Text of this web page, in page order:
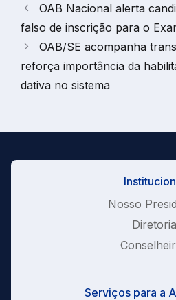
OAB Nacional alerta
falso de inscrição para o
OAB/SE acompanha
reforça importância da
dativa no sistema
Nosso
Diretoria
Serviços para a